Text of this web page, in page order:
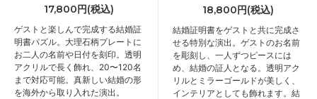
17,800円(税込)
ゲストと楽しんで完成する結婚証
明書パズル。大理石柄プレートに
お二人の名前や日付を刻印。透明
アクリルで長く飾れ、20〜120名
まで対応可能。真新しい結婚の形
を海外から取り入れた演出。
18,800円(税込)
結婚証明書をゲストと共に完成さ
せる特別な演出。ゲストのお名前
を彫刻し、一人ずつピースには
め、結婚の証人となる。透明アク
リルとミラーゴールドが美しく、
インテリアとしても飾れます。結